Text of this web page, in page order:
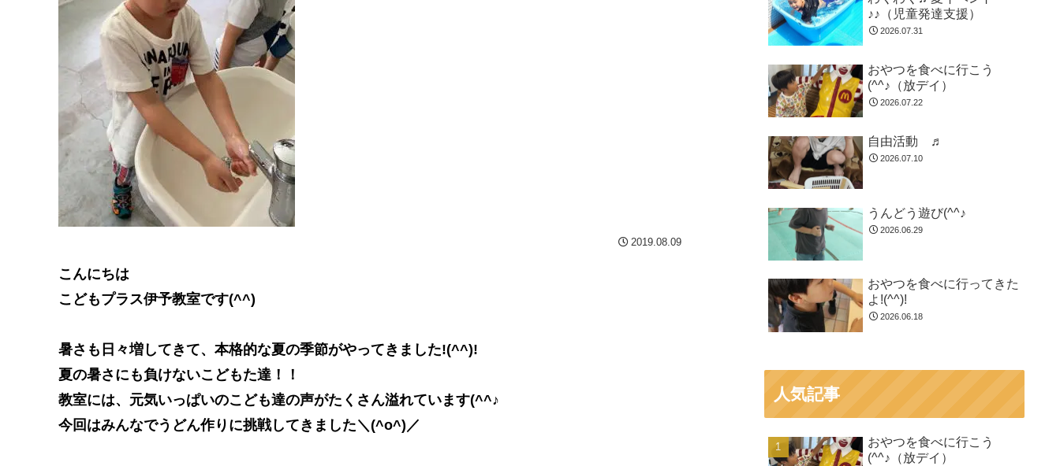
2019.08.09
こんにちは
こどもプラス伊予教室です(^^)
暑さも日々増してきて、本格的な夏の季節がやってきました!(^^)!
夏の暑さにも負けないこどもた達！！
教室には、元気いっぱいのこども達の声がたくさん溢れています(^^♪
今回はみんなでうどん作りに挑戦してきました＼(^o^)／
♪♪（児童発達支援）
2026.07.31
おやつを食べに行こう
(^^♪（放デイ）
2026.07.22
自由活動 ♬
2026.07.10
うんどう遊び(^^♪
2026.06.29
おやつを食べに行ってきた
よ!(^^)!
2026.06.18
人気記事
おやつを食べに行こう
(^^♪（放デイ）